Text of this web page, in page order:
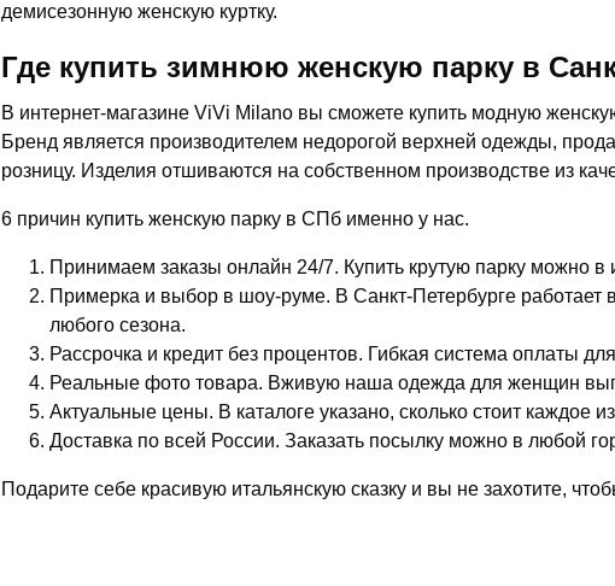
демисезонную женскую куртку.
Где купить зимнюю женскую парку в
В интернет-магазине ViVi Milano вы сможете купить модную
Бренд является производителем недорогой верхней одежды,
розницу. Изделия отшиваются на собственном производстве из
6 причин купить женскую парку в СПб именно у нас.
Принимаем заказы онлайн 24/7. Купить крутую парку можно в
Примерка и выбор в шоу-руме. В Санкт-Петербурге
любого сезона.
Рассрочка и кредит без процентов. Гибкая система оплаты
Реальные фото товара. Вживую наша одежда для женщин
Актуальные цены. В каталоге указано, сколько стоит каждое
Доставка по всей России. Заказать посылку можно в любой
Подарите себе красивую итальянскую сказку и вы не захотите,